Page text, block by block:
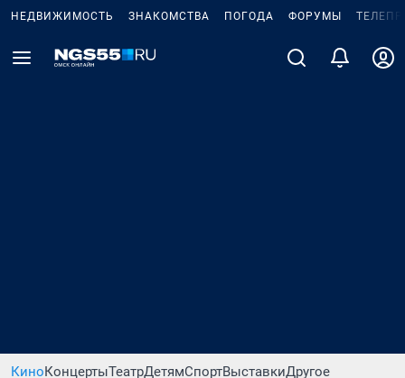
НЕДВИЖИМОСТЬ ЗНАКОМСТВА ПОГОДА ФОРУМЫ
КиноКонцертыТеатрДетямСпортВыставкиДругое